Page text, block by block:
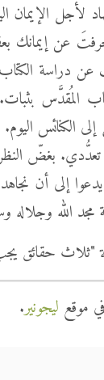
لأجل الإيمان
عن إيمانك
دراسة
المُقدَّس
إلى الكنائس
تعدُّدي. بغضّ
إلى أن
الله وجلاله
"ثلاث حقائق
موقع ليجونير.